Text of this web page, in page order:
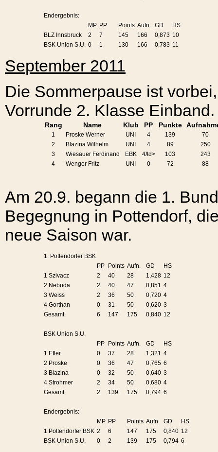
Endergebnis:
MP PP Points Aufn. GD
HS
BLZ Innsbruck
2 7 145 166 0,873 10
BSK Union S.U. 0 1 130 166 0,783 11
September 2011
Die Sommerpause ist
Vorrunde 2. Klasse Einband.
Rang Name Klub PP Punkte
1 Proske Werner UNI 4 139
70
2
Blazina Wilhelm UNI 4 89
250
3
Wiesauer Ferdinand EBK 4/td> 103
243
4
Wenger Fritz UNI 0 72 88
Am 20.9. begann die 1.
Begegnung in Pottendorf,
neue Saison war.
1. Pottendorfer BSK
PP
Points Aufn. GD
HS
1 Szivacz
2 40 28 1,428 12
2 Nebuda
2 40 47 0,851 4
3 Weiss
2 36 50 0,720 4
4 Gorthan
0 31 50 0,620 3
Gesamt
6 147 175 0,840 12
BSK Union S.U.
PP
Points Aufn. GD
HS
1 Efler
0 37 28 1,321 4
2 Proske
0 36 47 0,765 6
3 Blazina
0 32 50 0,640 3
4 Strohmer
2 34 50 0,680 4
Gesamt
2 139 175 0,794 6
Endergebnis:
MP PP Points Aufn. GD
HS
1.Pottendorfer BSK 2 6 147 175 0,840 12
BSK Union S.U.
0 2 139 175 0,794 6